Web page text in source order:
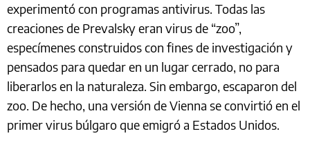
experimentó con programas antivirus. Todas las
creaciones de Prevalsky eran virus de “zoo”,
especímenes construidos con fines de investigación y
pensados para quedar en un lugar cerrado, no para
liberarlos en la naturaleza. Sin embargo, escaparon del
zoo. De hecho, una versión de Vienna se convirtió en el
primer virus búlgaro que emigró a Estados Unidos.